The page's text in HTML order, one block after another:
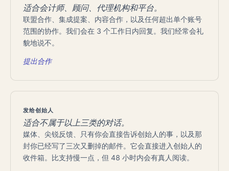
适合会计师、顾问、代理机构和平台。
联盟合作、集成提案、内容合作，以及任何超出单个账号
范围的协作。我们会在 3 个工作日内回复。我们经常会礼
貌地说不。
提出合作
发给创始人
适合不属于以上三类的对话。
媒体、尖锐反馈、只有你会直接告诉创始人的事，以及那
封你已经写了三次又删掉的邮件。它会直接进入创始人的
收件箱。比支持慢一点，但 48 小时内会有真人阅读。